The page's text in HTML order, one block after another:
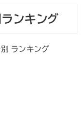
ンキング
ランキング